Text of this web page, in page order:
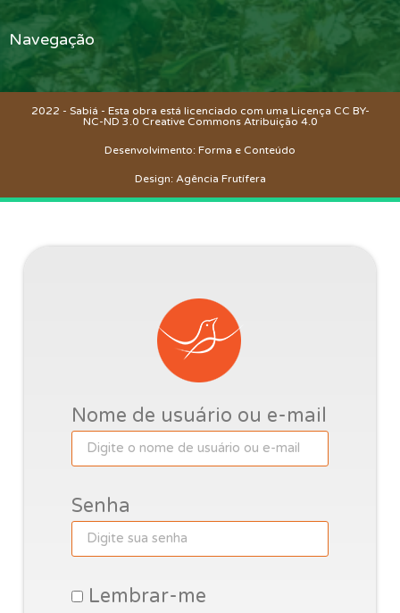
Navegação
2022 - Sabiá - Esta obra está licenciado com uma Licença CC BY-
NC-ND 3.0 Creative Commons Atribuição 4.0
Desenvolvimento: Forma e Conteúdo
Design: Agência Frutífera
Nome de usuário ou e-mail
Senha
Lembrar-me